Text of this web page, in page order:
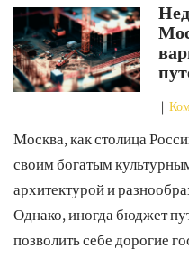
|
Москва, как столица
своим богатым
архитектурой и
Однако, иногда бюджет
позволить себе дорогие